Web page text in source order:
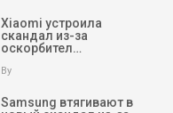
Xiaomi устроила
скандал из-за
оскорбител…
By
Samsung втягивают в